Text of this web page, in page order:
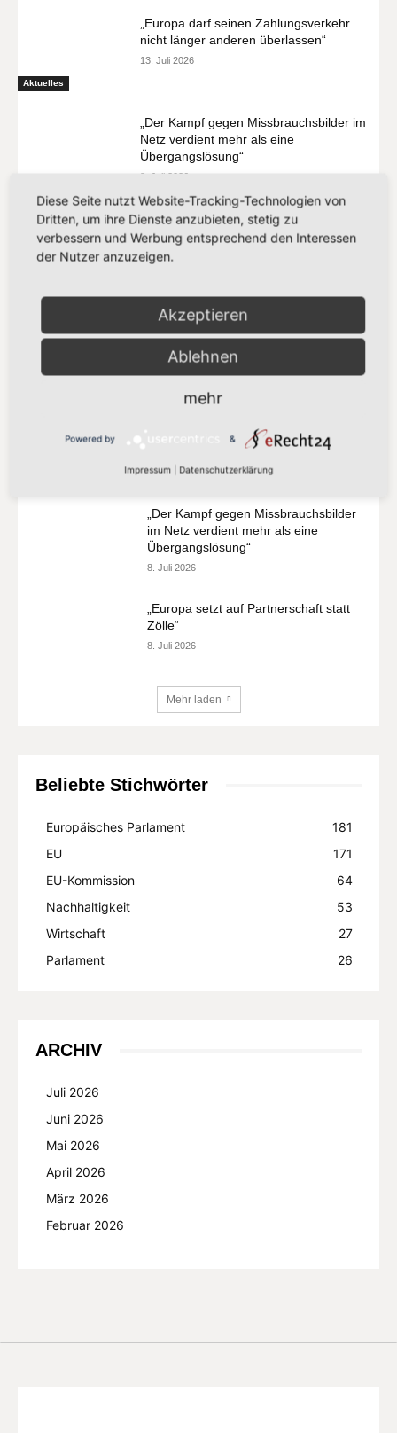
Aktuelles
„Europa darf seinen Zahlungsverkehr
nicht länger anderen überlassen“
13. Juli 2026
„Der Kampf gegen Missbrauchsbilder im
Netz verdient mehr als eine
Übergangslösung“
8. Juli 2026
„Vorschlag bleibt hinter den
Klimazielen zurück“
21. Juli 2026
nicht länger anderen überlassen“
„Der Kampf gegen Missbrauchsbilder
im Netz verdient mehr als eine
Übergangslösung“
8. Juli 2026
„Europa setzt auf Partnerschaft statt
Zölle“
8. Juli 2026
Mehr laden
Beliebte Stichwörter
Europäisches Parlament
181
EU
171
EU-Kommission
64
Nachhaltigkeit
53
Wirtschaft
27
Parlament
26
ARCHIV
Juli 2026
Juni 2026
Mai 2026
April 2026
März 2026
Februar 2026
Diese Seite nutzt Website-Tracking-Technologien von
Dritten, um ihre Dienste anzubieten, stetig zu
verbessern und Werbung entsprechend den Interessen
der Nutzer anzuzeigen.
Akzeptieren
Ablehnen
mehr
Powered by &
Impressum Datenschutzerklärung